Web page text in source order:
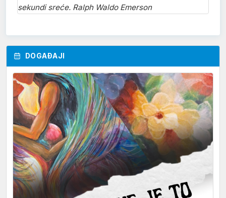
sekundi sreće. Ralph Waldo Emerson
DOGAĐAJI